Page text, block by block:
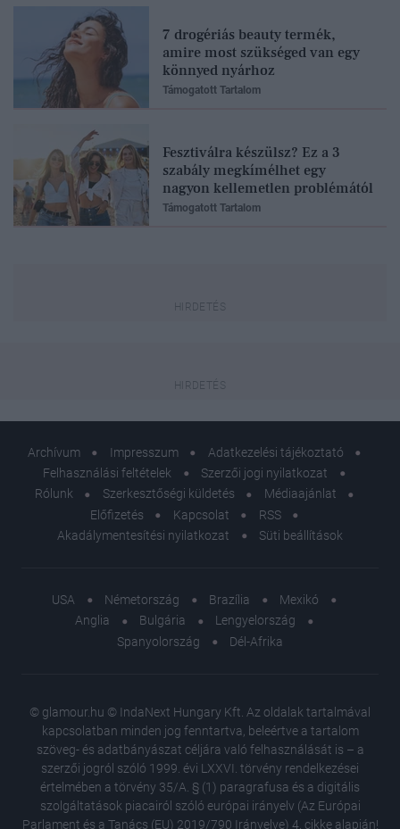
7 drogériás beauty termék,
amire most szükséged van egy
könnyed nyárhoz
Támogatott Tartalom
Fesztiválra készülsz? Ez a 3
szabály megkímélhet egy
nagyon kellemetlen problémától
Támogatott Tartalom
Archívum Impresszum
Adatkezelési tájékoztató
Felhasználási feltételek
Szerzői jogi nyilatkozat
Rólunk
Szerkesztőségi küldetés
Médiaajánlat
Előfizetés
Kapcsolat
RSS
Akadálymentesítési nyilatkozat
Süti beállítások
USA Németország Brazília
Mexikó
Anglia
Bulgária
Lengyelország
Spanyolország
Dél-Afrika
© glamour.hu © IndaNext Hungary Kft. Az oldalak tartalmával
kapcsolatban minden jog fenntartva, beleértve a tartalom
szöveg- és adatbányászat céljára való felhasználását is – a
szerzői jogról szóló 1999. évi LXXVI. törvény rendelkezései
értelmében a törvény 35/A. § (1) paragrafusa és a digitális
szolgáltatások piacairól szóló európai irányelv (Az Európai
Parlament és a Tanács (EU) 2019/790 Irányelve) 4. cikke alapján!